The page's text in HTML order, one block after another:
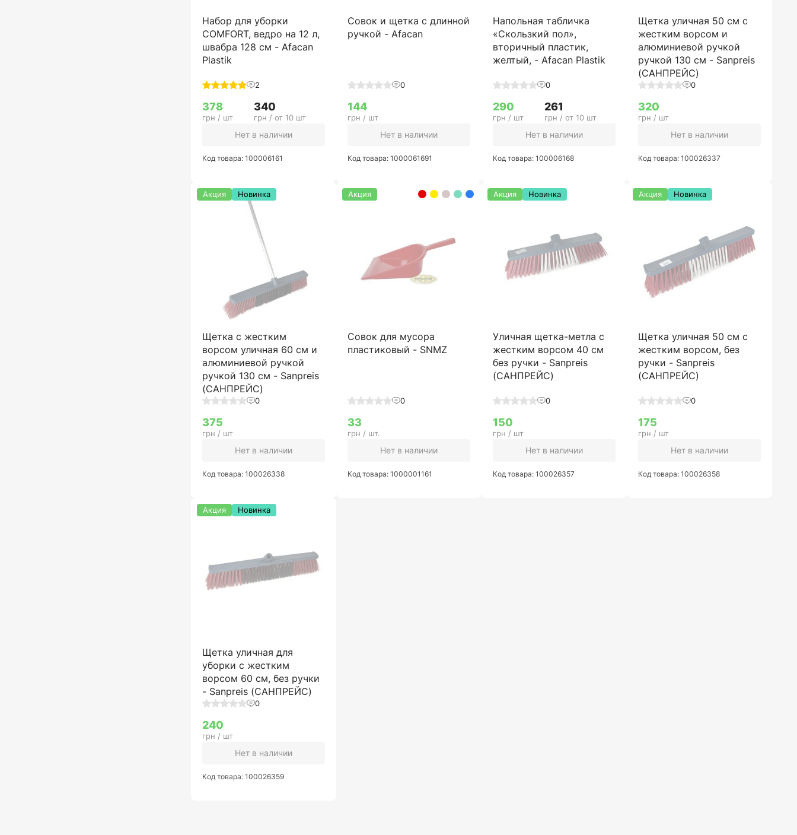
Набор для уборки
COMFORT, ведро на 12 л,
швабра 128 см - Afacan
Plastik
2
378
грн / шт
340
грн / от 10 шт
Нет в наличии
Код товара: 100006161
Совок и щетка с длинной
ручкой - Afacan
0
144
грн / шт
Нет в наличии
Код товара: 1000061691
Напольная табличка
«Скользкий пол»,
вторичный пластик,
желтый, - Afacan Plastik
0
290
грн / шт
261
грн / от 10 шт
Нет в наличии
Код товара: 100006168
Щетка уличная 50 см с
жестким ворсом и
алюминиевой ручкой
ручкой 130 см - Sanpreis
(САНПРЕЙС)
0
320
грн / шт
Нет в наличии
Код товара: 100026337
Щетка с жестким
ворсом уличная 60 см и
алюминиевой ручкой
ручкой 130 см - Sanpreis
(САНПРЕЙС)
0
Акция Новинка
375
грн / шт
Нет в наличии
Код товара: 100026338
Совок для мусора
пластиковый - SNMZ
0
Акция
33
грн / шт.
Нет в наличии
Код товара: 1000001161
Уличная щетка-метла с
жестким ворсом 40 см
без ручки - Sanpreis
(САНПРЕЙС)
0
Акция Новинка
150
грн / шт
Нет в наличии
Код товара: 100026357
Щетка уличная 50 см с
жестким ворсом, без
ручки - Sanpreis
(САНПРЕЙС)
0
Акция Новинка
175
грн / шт
Нет в наличии
Код товара: 100026358
Щетка уличная для
уборки с жестким
ворсом 60 см, без ручки
- Sanpreis (САНПРЕЙС)
0
Акция Новинка
240
грн / шт
Нет в наличии
Код товара: 100026359